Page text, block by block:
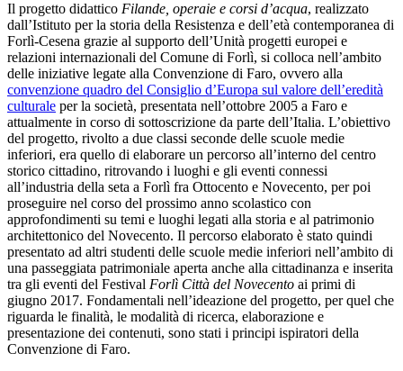
Il progetto didattico Filande, operaie e corsi d’acqua, realizzato
dall’Istituto per la storia della Resistenza e dell’età contemporanea di
Forlì-Cesena grazie al supporto dell’Unità progetti europei e
relazioni internazionali del Comune di Forlì, si colloca nell’ambito
delle iniziative legate alla Convenzione di Faro, ovvero alla
convenzione quadro del Consiglio d’Europa sul valore dell’eredità
culturale per la società, presentata nell’ottobre 2005 a Faro e
attualmente in corso di sottoscrizione da parte dell’Italia. L’obiettivo
del progetto, rivolto a due classi seconde delle scuole medie
inferiori, era quello di elaborare un percorso all’interno del centro
storico cittadino, ritrovando i luoghi e gli eventi connessi
all’industria della seta a Forlì fra Ottocento e Novecento, per poi
proseguire nel corso del prossimo anno scolastico con
approfondimenti su temi e luoghi legati alla storia e al patrimonio
architettonico del Novecento. Il percorso elaborato è stato quindi
presentato ad altri studenti delle scuole medie inferiori nell’ambito di
una passeggiata patrimoniale aperta anche alla cittadinanza e inserita
tra gli eventi del Festival Forlì Città del Novecento ai primi di
giugno 2017. Fondamentali nell’ideazione del progetto, per quel che
riguarda le finalità, le modalità di ricerca, elaborazione e
presentazione dei contenuti, sono stati i principi ispiratori della
Convenzione di Faro.